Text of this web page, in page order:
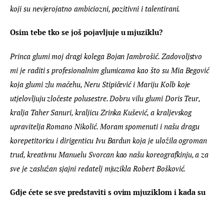
koji su nevjerojatno ambiciozni, pozitivni i talentirani.
Osim tebe tko se još pojavljuje u mjuziklu?
Princa glumi moj dragi kolega Bojan Jambrošić. Zadovoljstvo
mi je raditi s profesionalnim glumicama kao što su Mia Begović
koja glumi zlu maćehu, Neru Stipičević i Mariju Kolb koje
utjelovljuju zločeste polusestre. Dobru vilu glumi Doris Teur,
kralja Taher Sanuri, kraljicu Zrinka Kušević, a kraljevskog
upravitelja Romano Nikolić. Moram spomenuti i našu dragu
korepetitoricu i dirigenticu Ivu Bardun koja je uložila ogroman
trud, kreativnu Manuelu Svorcan kao našu koreografkinju, a za
sve je zaslužan sjajni redatelj mjuzikla Robert Bošković.
Gdje ćete se sve predstaviti s ovim mjuziklom i kada su